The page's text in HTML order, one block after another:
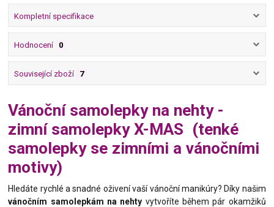
Kompletní specifikace
Hodnocení 0
Související zboží 7
Vánoční samolepky na nehty -
zimní samolepky X-MAS (tenké
samolepky se zimními a vánočními
motivy)
Hledáte rychlé a snadné oživení vaší vánoční manikúry? Díky našim
vánočním samolepkám na nehty vytvoříte během pár okamžiků